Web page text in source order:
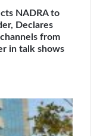
NADRA to
Declares
from
in talk shows